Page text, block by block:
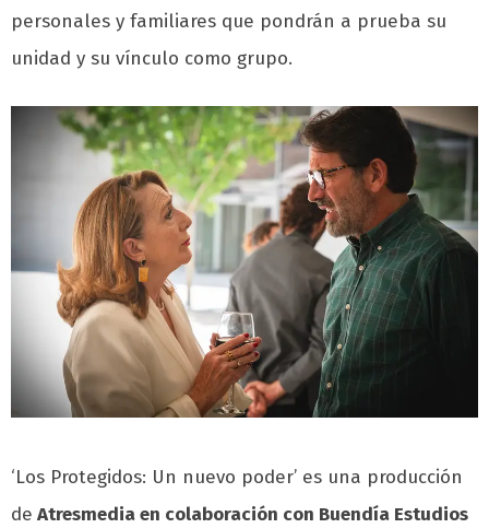
personales y familiares que pondrán a prueba su
unidad y su vínculo como grupo.
‘Los Protegidos: Un nuevo poder’ es una producción
de Atresmedia en colaboración con Buendía Estudios